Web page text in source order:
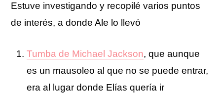
Estuve investigando y recopilé varios puntos
de interés, a donde Ale lo llevó
Tumba de Michael Jackson, que aunque
es un mausoleo al que no se puede entrar,
era al lugar donde Elías quería ir